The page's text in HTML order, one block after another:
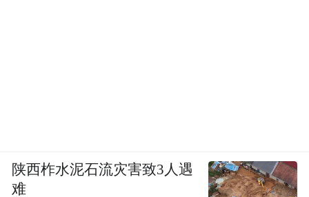
陕西柞水泥石流灾害致3人遇
难